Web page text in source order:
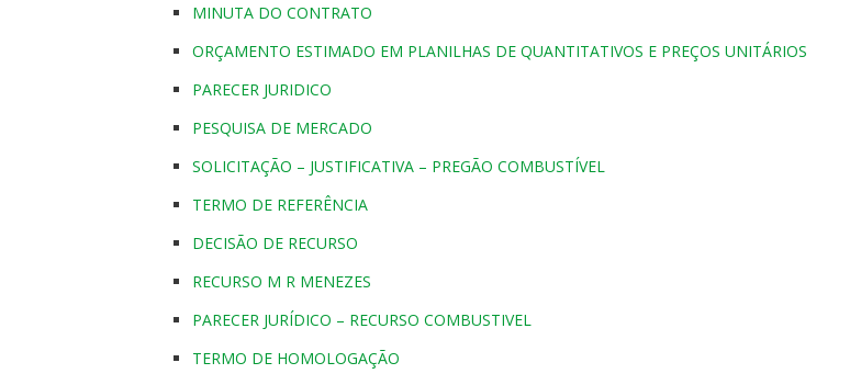
MINUTA DO CONTRATO
ORÇAMENTO ESTIMADO EM PLANILHAS DE QUANTITATIVOS E PREÇOS UNITÁRIOS
PARECER JURIDICO
PESQUISA DE MERCADO
SOLICITAÇÃO – JUSTIFICATIVA – PREGÃO COMBUSTÍVEL
TERMO DE REFERÊNCIA
DECISÃO DE RECURSO
RECURSO M R MENEZES
PARECER JURÍDICO – RECURSO COMBUSTIVEL
TERMO DE HOMOLOGAÇÃO